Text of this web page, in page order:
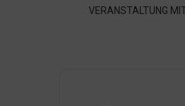
VERANSTALTUNG